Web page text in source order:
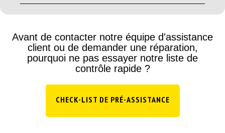
Avant de contacter notre équipe d'assistance
client ou de demander une réparation,
pourquoi ne pas essayer notre liste de
contrôle rapide ?
CHECK-LIST DE PRÉ-ASSISTANCE